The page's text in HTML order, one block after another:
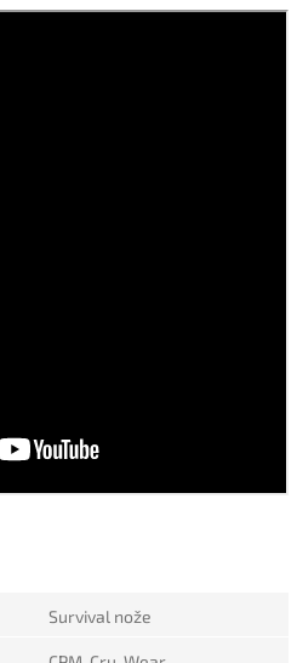
Survival nože